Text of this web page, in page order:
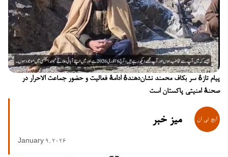
پیام تازهٔ سر بکاف محمند نشان‌دهندهٔ ادامهٔ فعالیت و حضور جماعت الاحرار در
صحنهٔ امنیتی پاکستان است
میز خبر
January 9, 2026